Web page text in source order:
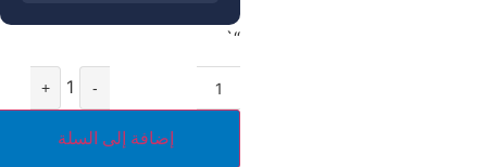
“`
-
1
+
إضافة إلى السلة